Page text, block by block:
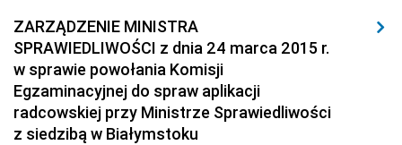
z 1 października 2015 pozycja 220
z 30 września 2015 pozycja 219
z 28 września 2015 pozycja 218
z 24 września 2015 pozycje 216-217
ZARZĄDZENIE MINISTRA
SPRAWIEDLIWOŚCI z dnia 24 marca 2015 r.
w sprawie powołania Komisji
Egzaminacyjnej do spraw aplikacji
radcowskiej przy Ministrze Sprawiedliwości
z siedzibą w Białymstoku